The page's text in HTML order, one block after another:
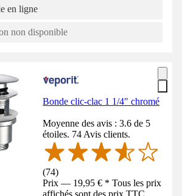
en ligne
non disponible
Bonde clic-clac 1 1/4" chromé
Moyenne des avis : 3.6 de 5
étoiles. 74 Avis clients.
(74)
Prix — 19,95 € * Tous les prix